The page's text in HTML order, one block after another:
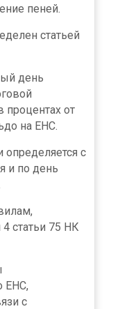
пеней.
статьей
день
процентах от
на ЕНС.
определяется с
и по день
статьи 75 НК
ЕНС,
с